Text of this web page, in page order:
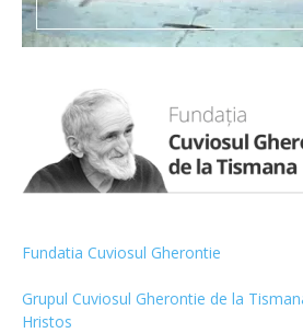
Fundatia Cuviosul Gherontie
Grupul Cuviosul Gherontie de la
Hristos